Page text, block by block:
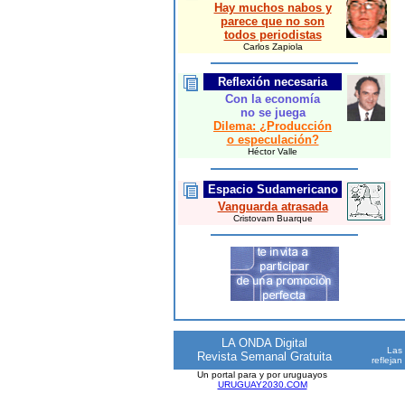
Hay muchos nabos y
parece que no son
todos periodistas
Carlos Zapiola
Reflexión necesaria
Con la economía
no se juega
Dilema: ¿Producción
o especulación?
Héctor Valle
Espacio Sudamericano
Vanguarda atrasada
Cristovam Buarque
LA ONDA Digital
Revista Semanal Gratuita
Las
Un portal para y por uruguayos
URUGUAY2030.COM